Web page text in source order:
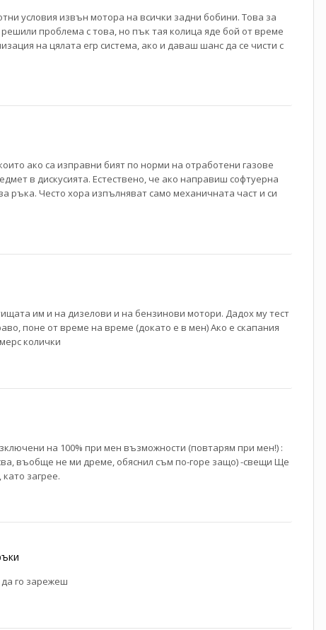
условия извън мотора на всички задни бобини. Това за
проблема с това, но пък тая колица яде бой от време
на цялата егр система, ако и даваш шанс да се чисти с
ако са изправни бият по норми на отработени газове
в дискусията. Естествено, че ако направиш софтуерна
ръка. Често хора изпълняват само механичната част и си
им и на дизелови и на бензинови мотори. Дадох му тест
поне от време на време (докато е в мен) Ако е скапания
колички
на 100% при мен възможности (повтарям при мен!) :
въобще не ми дреме, обяснил съм по-горе защо) -свещи Ще
загрее.
го зарежеш